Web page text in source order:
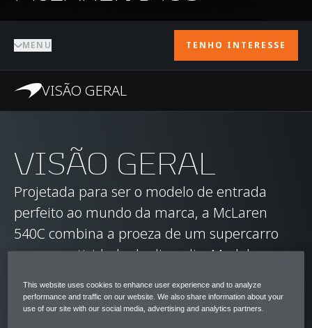
MENU TENHO INTERESSE
VISÃO GERAL
VISÃO GERAL
Projetada para ser o modelo de entrada
perfeito ao mundo da marca, a McLaren
540C combina a proeza de um supercarro
com a praticidade do dia a dia. Modelo
motor V8 de 3,8 litros com turbocompressor
duplo central, capaz de atingir velocidades
This website uses cookies to enhance user experience and to analyze
performance and traffic on our website. We also share information about your
use of our site with our social media, advertising and analytics partners.